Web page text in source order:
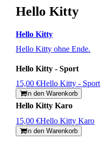
Hello Kitty
Hello Kitty
Hello Kitty ohne Ende.
Hello Kitty - Sport
15,00 €Hello Kitty - Sport
In den Warenkorb
Hello Kitty Karo
15,00 €Hello Kitty Karo
In den Warenkorb